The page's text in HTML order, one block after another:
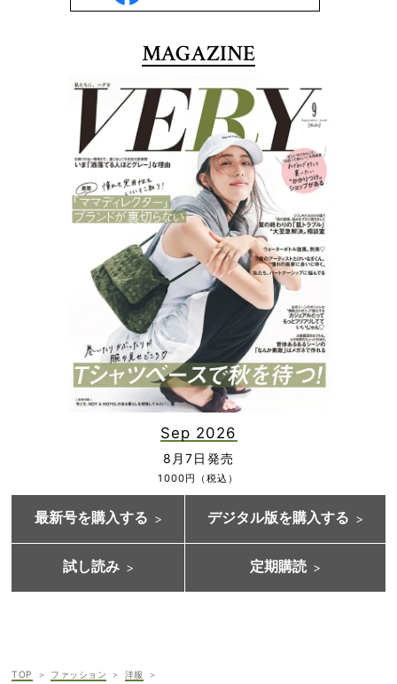
MAGAZINE
Sep 2026
8月7日発売
1000円（税込）
最新号を購入する デジタル版を購入する
試し読み 定期購読
TOP ファッション
洋服